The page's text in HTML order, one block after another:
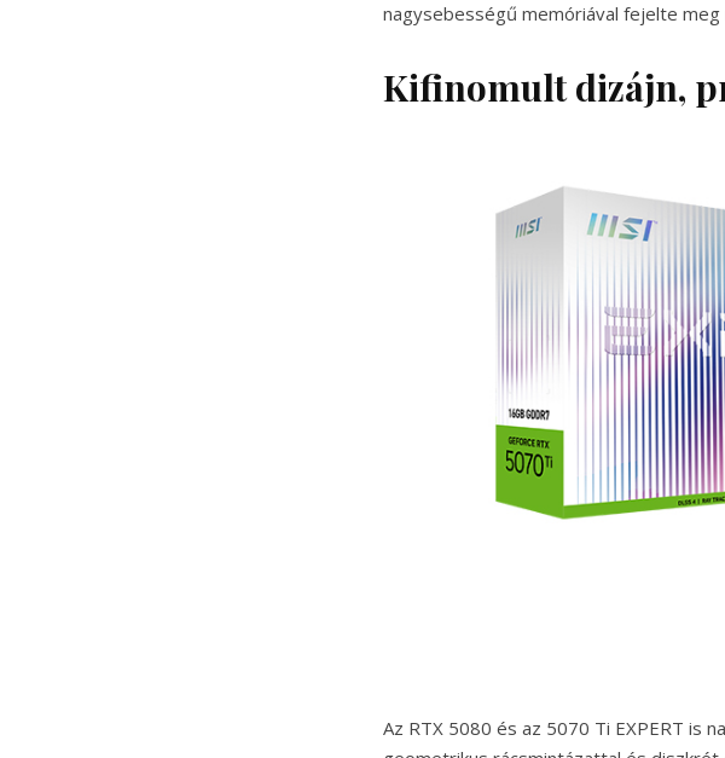
nagysebességű memóriával fejelte
Kifinomult dizájn,
Az RTX 5080 és az 5070 Ti EXPERT is